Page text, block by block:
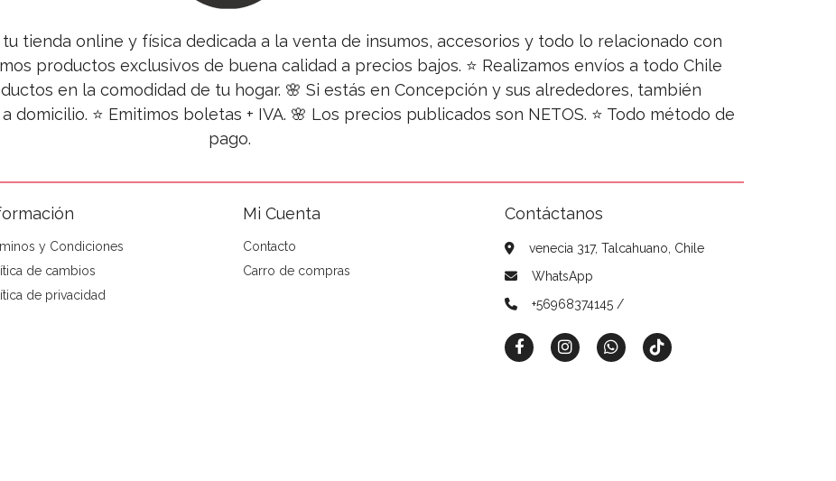
tu tienda online y física dedicada a la venta de insumos, accesorios y todo lo relacionado con
productos exclusivos de buena calidad a precios bajos. ⭐ Realizamos envíos a todo Chile
en la comodidad de tu hogar. 🌸 Si estás en Concepción y sus alrededores, también
⭐ Emitimos boletas + IVA. 🌸 Los precios publicados son NETOS. ⭐ Todo método de
pago.
y Condiciones
de cambios
de privacidad
Mi Cuenta
Contacto
Carro de compras
Contáctanos
venecia 317, Talcahuano, Chile
WhatsApp
+56968374145 /